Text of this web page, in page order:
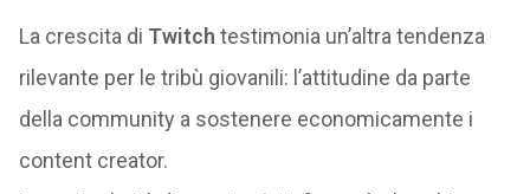
La crescita di Twitch testimonia un’altra tendenza
rilevante per le tribù giovanili: l’attitudine da parte
della community a sostenere economicamente i
content creator.